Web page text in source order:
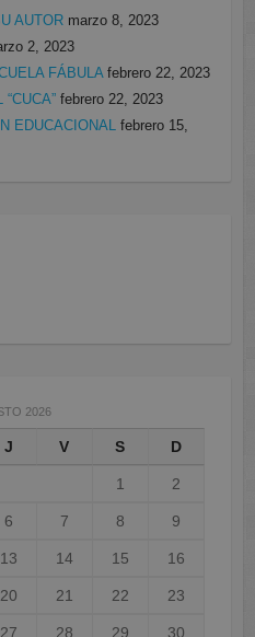
AUTOR marzo 8, 2023
2, 2023
FÁBULA febrero 22, 2023
febrero 22, 2023
EDUCACIONAL febrero 15,
2026
J V S D
1 2
6 7 8 9
13 14 15 16
20 21 22 23
27 28 29 30